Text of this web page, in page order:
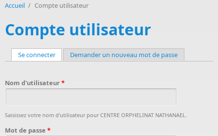
Accueil / Compte utilisateur
Compte utilisateur
Se connecter(onglet actif)
Demander un nouveau mot de passe
Nom d'utilisateur*
Saisissez votre nom d'utilisateur pour CENTRE ORPHELINAT NATHANAEL.
Mot de passe *